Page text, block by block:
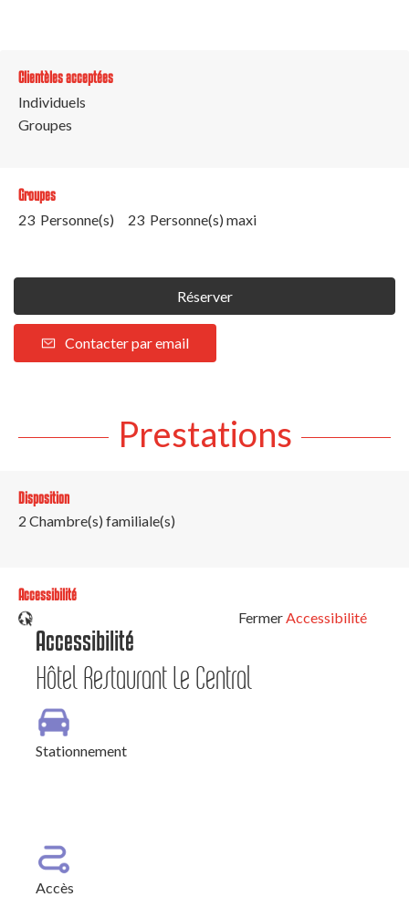
Clientèles acceptées
Individuels
Groupes
Groupes
23 Personne(s)
23 Personne(s) maxi
Réserver
Contacter par email
Prestations
Disposition
2 Chambre(s) familiale(s)
Accessibilité
Fermer
Accessibilité
Hôtel Restaurant Le Central
Stationnement
Accès
Accessibilité